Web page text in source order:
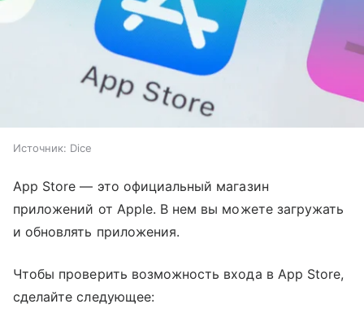
Источник: Dice
App Store — это официальный магазин
приложений от Apple. В нем вы можете загружать
и обновлять приложения.
Чтобы проверить возможность входа в App Store,
сделайте следующее: